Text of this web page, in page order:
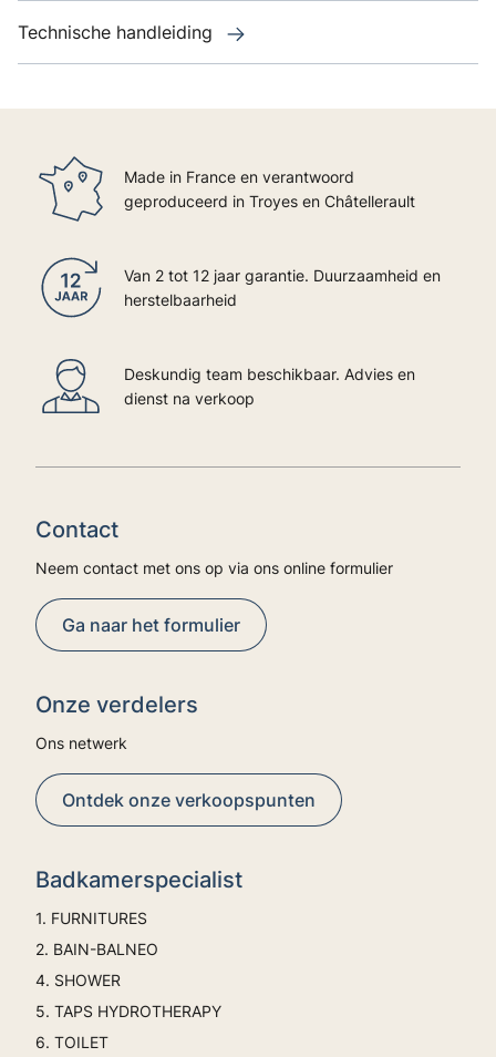
Technische handleiding
Made in France en verantwoord
geproduceerd in Troyes en Châtellerault
Van 2 tot 12 jaar garantie. Duurzaamheid en
herstelbaarheid
Deskundig team beschikbaar. Advies en
dienst na verkoop
Contact
Neem contact met ons op via ons online formulier
Ga naar het formulier
Onze verdelers
Ons netwerk
Ontdek onze verkoopspunten
Badkamerspecialist
1. FURNITURES
2. BAIN-BALNEO
4. SHOWER
5. TAPS HYDROTHERAPY
6. TOILET